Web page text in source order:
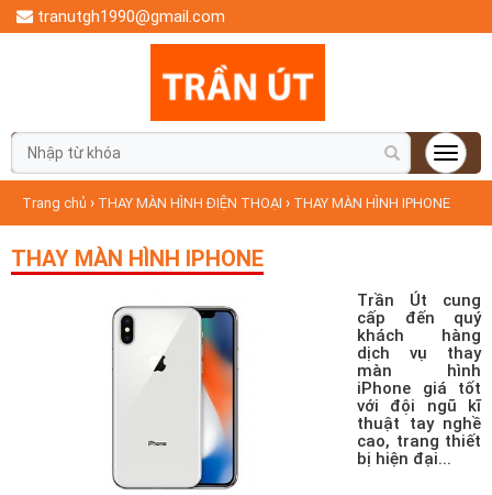
tranutgh1990@gmail.com
Trang chủ › THAY MÀN HÌNH ĐIỆN THOẠI › THAY MÀN HÌNH IPHONE
THAY MÀN HÌNH IPHONE
Trần Út cung
cấp đến quý
khách hàng
dịch vụ thay
màn hình
iPhone giá tốt
với đội ngũ kĩ
thuật tay nghề
cao, trang thiết
bị hiện đại...